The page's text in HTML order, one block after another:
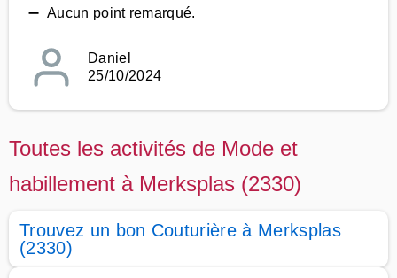
➖ Aucun point remarqué.
Daniel
25/10/2024
Toutes les activités de Mode et
habillement à Merksplas (2330)
Trouvez un bon Couturière à Merksplas
(2330)